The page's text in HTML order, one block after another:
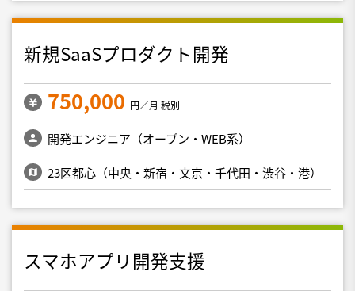
新規SaaSプロダクト開発
750,000 円／月 税別
開発エンジニア（オープン・WEB系）
23区都心（中央・新宿・文京・千代田・渋谷・港）
スマホアプリ開発支援